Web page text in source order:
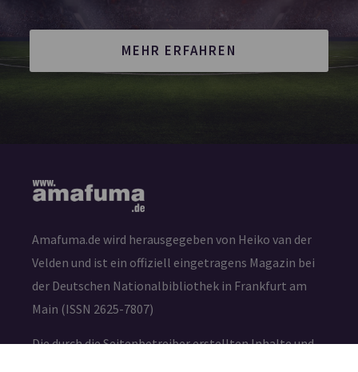
MEHR ERFAHREN
Amafuma.de wird herausgegeben von Heiko van der
Velden und ist ein offiziell eingetragens Magazin bei
der Deutschen Nationalbibliothek in Frankfurt am
Main (ISSN 2625-7807)
Die durch die Seitenbetreiber erstellten Inhalte und